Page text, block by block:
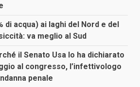
di acqua) ai laghi del Nord e del
va meglio al Sud
il Senato Usa lo ha dichiarato
al congresso, l’infettivologo
penale